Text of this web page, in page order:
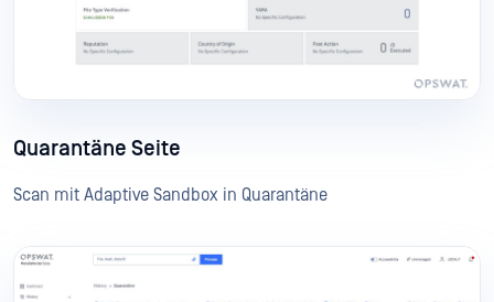
Quarantäne Seite
Scan mit Adaptive Sandbox in Quarantäne